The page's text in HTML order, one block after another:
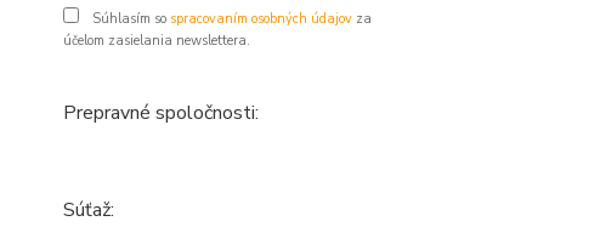
Súhlasím so spracovaním osobných údajov za
účelom zasielania newslettera.
Prepravné spoločnosti:
Súťaž: